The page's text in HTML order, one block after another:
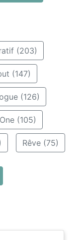
(203)
(147)
(126)
(105)
Rêve (75)